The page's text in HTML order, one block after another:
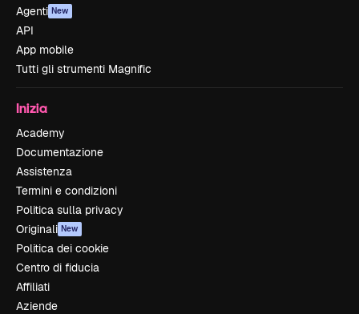
Agenti New
API
App mobile
Tutti gli strumenti Magnific
Inizia
Academy
Documentazione
Assistenza
Termini e condizioni
Politica sulla privacy
Originali New
Politica dei cookie
Centro di fiducia
Affiliati
Aziende